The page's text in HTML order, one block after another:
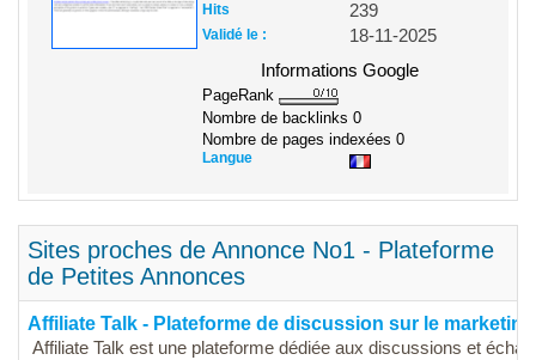
Hits 239
Validé le :
18-11-2025
Informations Google
PageRank
Nombre de backlinks 0
Nombre de pages indexées 0
Langue
Sites proches de Annonce No1 - Plateforme
de Petites Annonces
Affiliate Talk - Plateforme de discussion sur le
Affiliate Talk est une plateforme dédiée aux discussions et